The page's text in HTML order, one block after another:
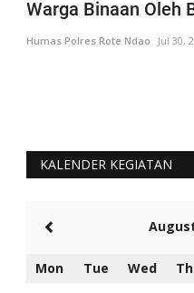
Warga Binaan Oleh
Humas Polres Rote Ndao Jul 30,
KALENDER KEGIATAN
Mon Tue Wed